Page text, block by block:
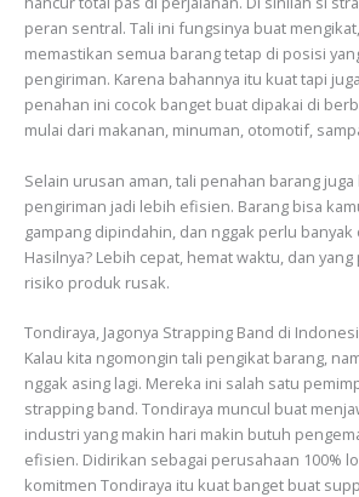
peran sentral. Tali ini fungsinya buat
memastikan semua barang tetap di posisi
pengiriman. Karena bahannya itu kuat tapi
penahan ini cocok banget buat dipakai di
mulai dari makanan, minuman, otomotif,
Selain urusan aman, tali penahan barang
pengiriman jadi lebih efisien. Barang bisa
gampang dipindahin, dan nggak perlu
Hasilnya? Lebih cepat, hemat waktu, dan
risiko produk rusak.
Tondiraya, Jagonya Strapping Band di
Kalau kita ngomongin tali pengikat barang,
nggak asing lagi. Mereka ini salah satu
strapping band. Tondiraya muncul buat
industri yang makin hari makin butuh
efisien. Didirikan sebagai perusahaan 100%
komitmen Tondiraya itu kuat banget buat